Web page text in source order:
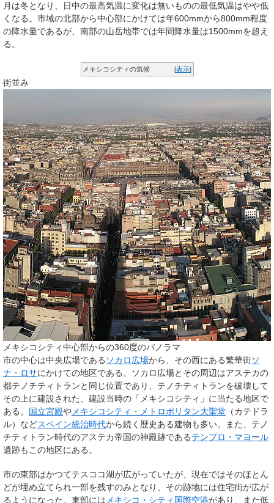
月は冬となり、日中の最高気温に変化は無いものの最低気温はやや低
くなる。市域の北部から中心部にかけては年600mmから800mm程度
の降水量であるが、南部の山岳地帯では年間降水量は1500mmを超え
る。
[表示]
メキシコシティの気候
街並み
メキシコシティ中心部からの360度のパノラマ
市の中心は中央広場である ソカロ広場から、その西にある繁華街ソ
ナ・ロサにかけての地区である。ソカロ広場とその周辺はアステカの
都テノチティトランと同じ位置であり、テノチティトランを破壊して
その上に建設された、建設当時の「メキシコシティ」に当たる地区で
ある。 国立宮殿や メキシコシティ・メトロポリタン大聖堂 （カテドラ
ル）などスペイン統治時代から続く歴史ある建物も多い。また、テノ
チティトラン時代のアステカ帝国の神殿跡であるテンプロ・マヨール
遺跡もこの地区にある。
市の東部はかつてテスココ湖が広がっていたが、現在ではそのほとん
どが埋め立てられ一部を残すのみとなり、その跡地には住宅街が広が
るようになった。東部には メキシコ・シティ国際空港があり、また低